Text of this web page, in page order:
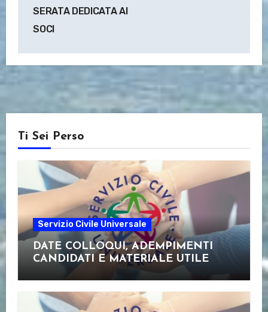
SERATA DEDICATA AI
SOCI
Ti Sei Perso
Servizio Civile Universale
DATE COLLOQUI, ADEMPIMENTI
CANDIDATI E MATERIALE UTILE